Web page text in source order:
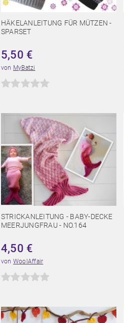
HÄKELANLEITUNG FÜR MÜTZEN -
SPARSET
5,50 €
von MyBatzi
STRICKANLEITUNG - BABY-DECKE
MEERJUNGFRAU - NO.164
4,50 €
von WoolAffair